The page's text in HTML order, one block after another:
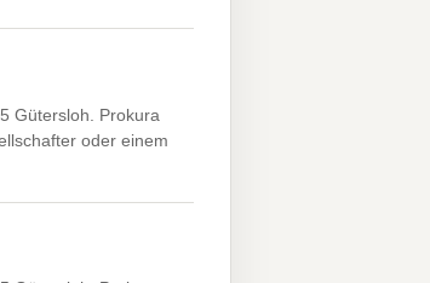
Gütersloh. Prokura
oder einem